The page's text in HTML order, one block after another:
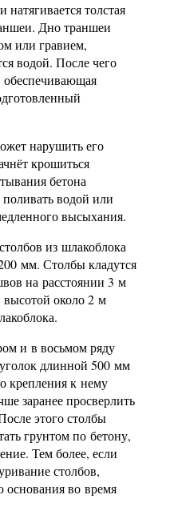
толстая
Дно траншеи
или гравием,
водой. После чего
обеспечивающая
нарушить его
крошиться
бетона
водой или
высыхания.
из шлакоблока
мм. Столбы кладутся
на расстоянии 3 м
высотой около 2 м
и в восьмом ряду
длинной 500 мм
крепления к нему
заранее просверлить
этого столбы
грунтом по бетону,
Тем более, если
столбов,
основания во время